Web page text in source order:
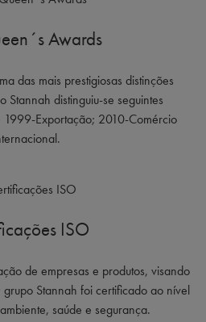
Awards
das mais prestigiosas distinções
Stannah distinguiu-se seguintes
Exportação; 2010-Comércio
ISO
de empresas e produtos, visando
Stannah foi certificado ao nível
saúde e segurança.